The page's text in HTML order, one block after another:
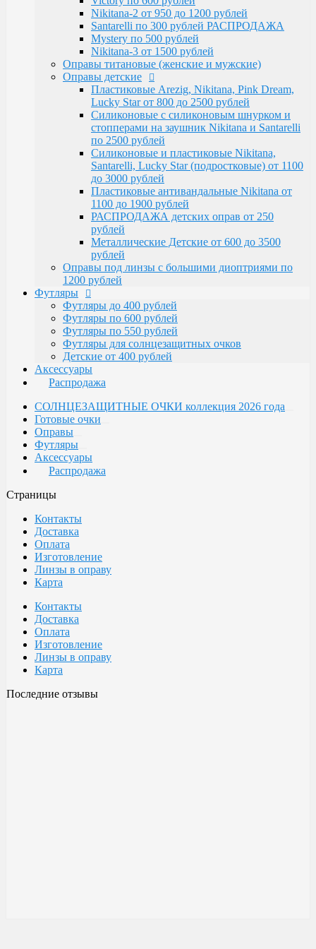
Santarelli, Lucky Star (подростковые) от 1100
до 3000 рублей
Пластиковые антивандальные Nikitana от
1100 до 1900 рублей
РАСПРОДАЖА детских оправ от 250 рублей
Металлические Детские от 600 до 3500
рублей
Оправы под линзы с большими диоптриями по
1200 рублей
Футляры до 400 рублей
Футляры по 600 рублей
Футляры по 550 рублей
Футляры для солнцезащитных очков
Детские от 400 рублей
Распродажа
Nikitana-2 от 950 до 1200 рублей
Santarelli по 300 рублей РАСПРОДАЖА
Mystery по 500 рублей
Nikitana-3 от 1500 рублей
Оправы титановые (женские и мужские)
Оправы детские
Пластиковые Arezig, Nikitana, Pink Dream,
Lucky Star от 800 до 2500 рублей
Силиконовые с силиконовым шнурком и
стопперами на заушник Nikitana и Santarelli
по 2500 рублей
Силиконовые и пластиковые Nikitana,
Santarelli, Lucky Star (подростковые) от 1100
до 3000 рублей
Пластиковые антивандальные Nikitana от
1100 до 1900 рублей
РАСПРОДАЖА детских оправ от 250
рублей
Металлические Детские от 600 до 3500
рублей
Оправы под линзы с большими диоптриями по
1200 рублей
Футляры
Футляры до 400 рублей
Футляры по 600 рублей
Футляры по 550 рублей
Футляры для солнцезащитных очков
Детские от 400 рублей
Аксессуары
Распродажа
СОЛНЦЕЗАЩИТНЫЕ ОЧКИ коллекция 2026 года
Готовые очки
Оправы
Футляры
Аксессуары
Распродажа
Страницы
Контакты
Доставка
Оплата
Изготовление
Линзы в оправу
Карта
Контакты
Доставка
Оплата
Изготовление
Линзы в оправу
Карта
Последние отзывы